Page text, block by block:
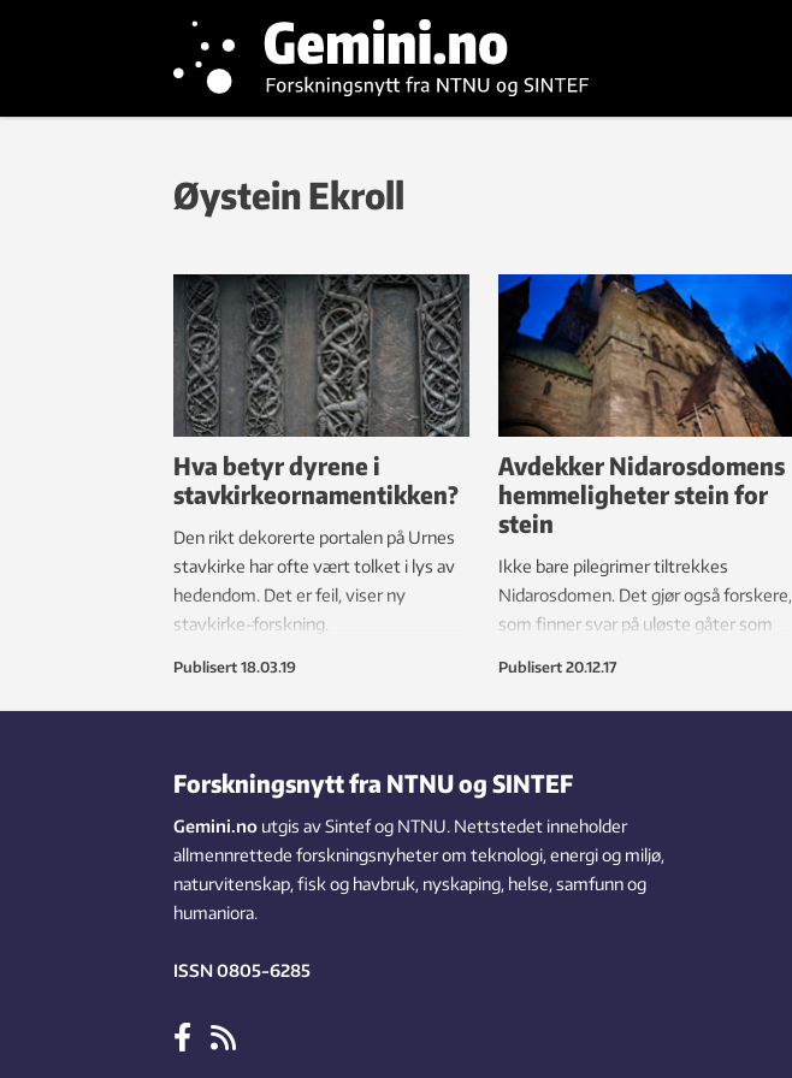
Øystein Ekroll
Hva betyr dyrene i
stavkirkeornamentikken?
Den rikt dekorerte portalen på Urnes
stavkirke har ofte vært tolket i lys av
hedendom. Det er feil, viser ny
stavkirke-forskning.
Publisert 18.03.19
Avdekker Nidarosdomens
hemmeligheter stein for
stein
Ikke bare pilegrimer tiltrekkes
Nidarosdomen. Det gjør også forskere,
som finner svar på uløste gåter som
Publisert 20.12.17
Forskningsnytt fra NTNU og SINTEF
Gemini.no utgis av Sintef og NTNU. Nettstedet inneholder
allmennrettede forskningsnyheter om teknologi, energi og miljø,
naturvitenskap, fisk og havbruk, nyskaping, helse, samfunn og
humaniora.
ISSN 0805-6285